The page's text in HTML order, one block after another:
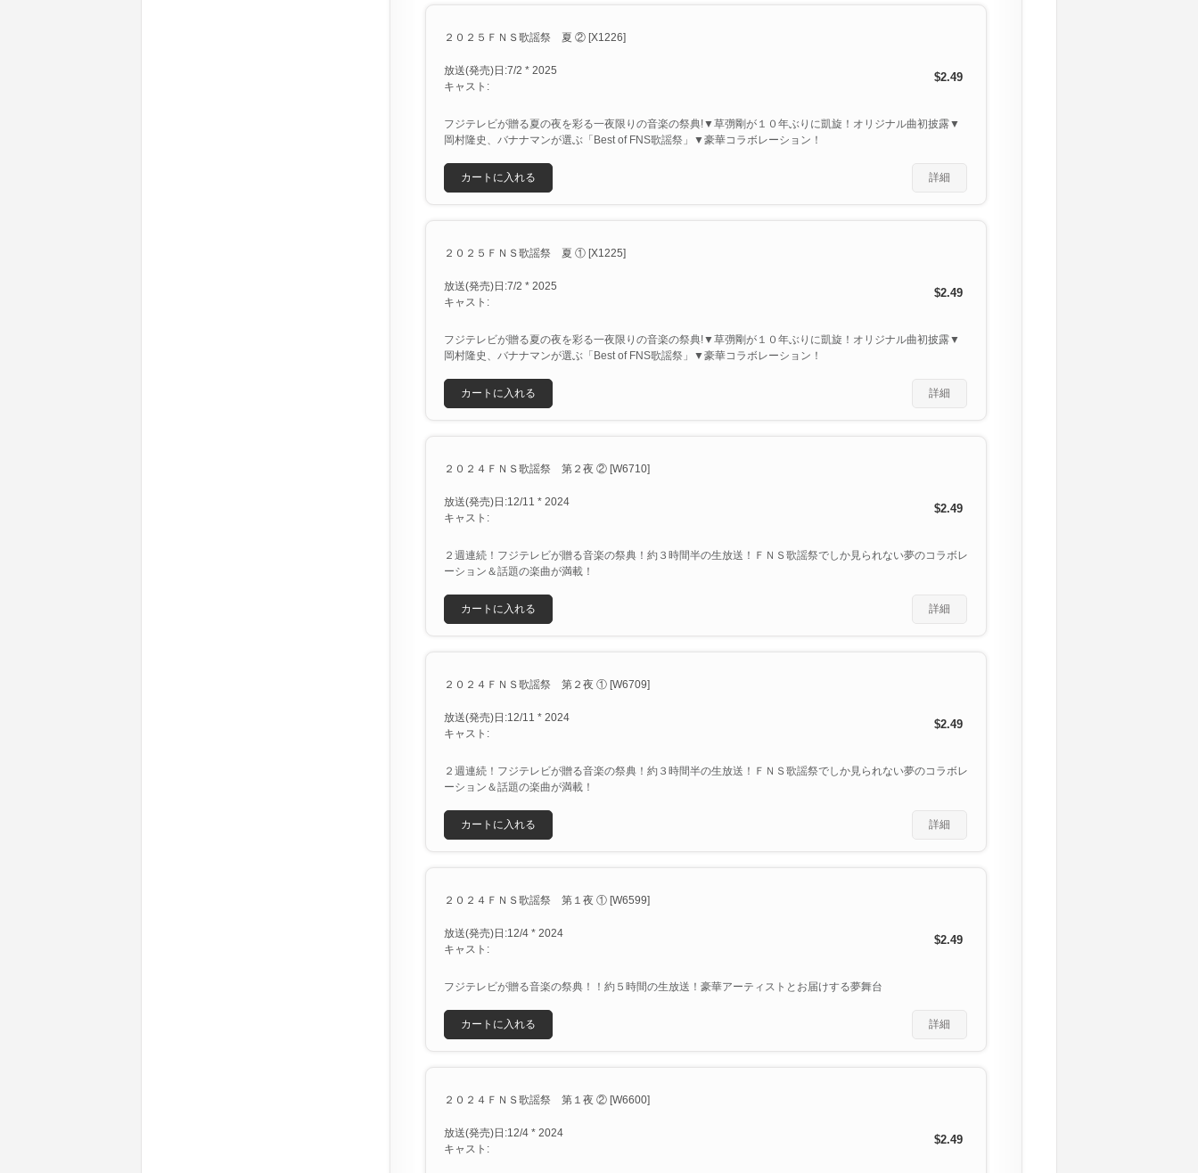
２０２５ＦＮＳ歌謡祭 夏 ② [X1226]
放送(発売)日:7/2 * 2025
キャスト:
$2.49
フジテレビが贈る夏の夜を彩る一夜限りの音楽の祭典!▼草彅剛が１０年ぶりに凱旋！オリジナル曲初披露▼
岡村隆史、バナナマンが選ぶ「Best of FNS歌謡祭」▼豪華コラボレーション！
詳細
カートに入れる
２０２５ＦＮＳ歌謡祭 夏 ① [X1225]
放送(発売)日:7/2 * 2025
キャスト:
$2.49
フジテレビが贈る夏の夜を彩る一夜限りの音楽の祭典!▼草彅剛が１０年ぶりに凱旋！オリジナル曲初披露▼
岡村隆史、バナナマンが選ぶ「Best of FNS歌謡祭」▼豪華コラボレーション！
詳細
カートに入れる
２０２４ＦＮＳ歌謡祭 第２夜 ② [W6710]
放送(発売)日:12/11 * 2024
キャスト:
$2.49
２週連続！フジテレビが贈る音楽の祭典！約３時間半の生放送！ＦＮＳ歌謡祭でしか見られない夢のコラボレ
ーション＆話題の楽曲が満載！
詳細
カートに入れる
２０２４ＦＮＳ歌謡祭 第２夜 ① [W6709]
放送(発売)日:12/11 * 2024
キャスト:
$2.49
２週連続！フジテレビが贈る音楽の祭典！約３時間半の生放送！ＦＮＳ歌謡祭でしか見られない夢のコラボレ
ーション＆話題の楽曲が満載！
詳細
カートに入れる
２０２４ＦＮＳ歌謡祭 第１夜 ① [W6599]
放送(発売)日:12/4 * 2024
キャスト:
$2.49
フジテレビが贈る音楽の祭典！！約５時間の生放送！豪華アーティストとお届けする夢舞台
詳細
カートに入れる
２０２４ＦＮＳ歌謡祭 第１夜 ② [W6600]
放送(発売)日:12/4 * 2024
キャスト:
$2.49